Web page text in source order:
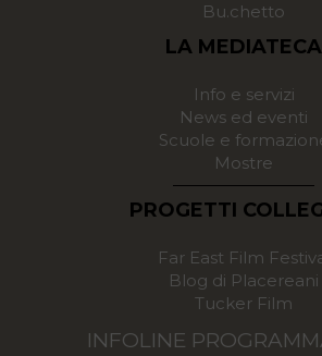
Bu.chetto
LA MEDIATECA
Info e servizi
News ed eventi
Scuole e
Mostre
PROGETTI
Far East Film
Blog di Placereani
Tucker Film
INFOLINE